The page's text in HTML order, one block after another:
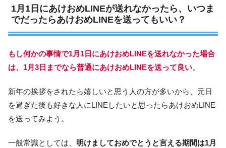
1月1日にあけおめLINEが送れなかったら、いつま
でだったらあけおめLINEを送ってもいい？
もし何かの事情で1月1日にあけおめLINEを送れなかった場合
は、1月3日までなら普通にあけおめLINEを送って良い。
新年の挨拶をされたら嬉しいと思う人の方が多いから、元日
を過ぎた後も好きな人にLINEしたいと思ったらあけおめLINE
を送ってみよう。
一般常識としては、 明けましておめでとうと言える期間は1月